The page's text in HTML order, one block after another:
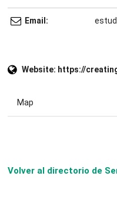
Email:
Website: https://
Map
Volver al directorio de